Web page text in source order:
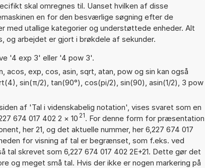
skal omregnes til. Uanset hvilken af disse
en for den besværlige søgning efter de
med utallige kategorier og understøttede enheder. Alt
og arbejdet er gjort i brøkdele af sekunder.
'4 exp 3' eller '4 pow 3'.
acos, exp, cos, asin, sqrt, atan, pow og sin kan også
sin(π/2), tan(90°), cos(pi/2), sin(90), asin(1/2), 3 pow
af 'Tal i videnskabelig notation', vises svaret som en
674 017 402 2 × 10 21. For denne form for præsentation
her 21, og det aktuelle nummer, her 6,227 674 017
for visning af tal er begrænset, som f.eks. ved
tal skrevet som 6,227 674 017 402 2E+21. Dette gør det
og meget små tal. Hvis der ikke er nogen markering på